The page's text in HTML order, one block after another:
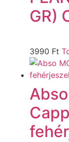
GR)
3990 Ft